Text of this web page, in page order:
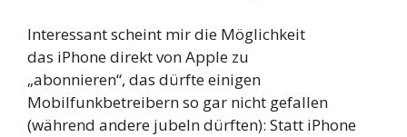
Interessant scheint mir die Möglichkeit
das iPhone direkt von Apple zu
„abonnieren“, das dürfte einigen
Mobilfunkbetreibern so gar nicht gefallen
(während andere jubeln dürften): Statt iPhone